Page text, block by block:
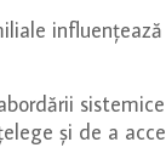
și de a